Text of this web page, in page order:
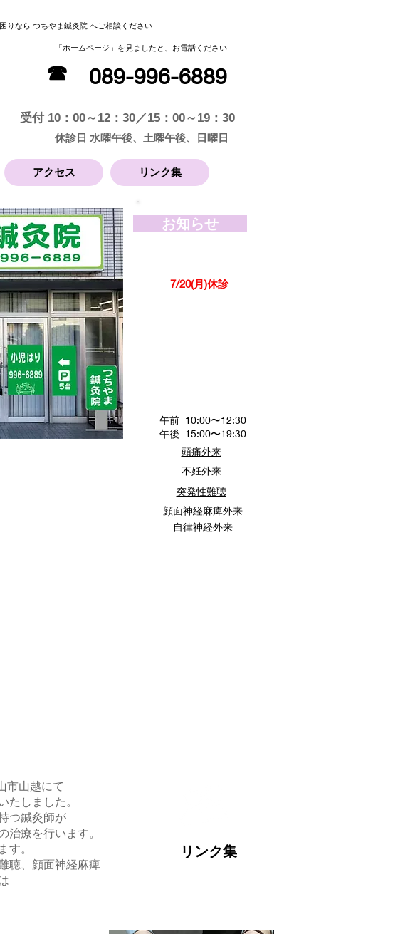
りなら つちやま鍼灸院 へご相談ください
受付 10：00～12：30／15：00～19：30
​「ホームページ」を見ましたと、お電話ください
​☎ ​089-996-6889
​休診日 水曜午後、土曜午後、日曜日
アクセス リンク集
お知らせ
​7/20(月)休診
午前 10:00〜12:30
午後 15:00〜19:30
頭痛外来
​不妊外来
突発性​難聴
​顔面神経麻痺外来
​自律神経外来
市山越にて
たしました。
つ鍼灸師が
治療を行います。
す。
聴、顔面神経麻痺
リンク集